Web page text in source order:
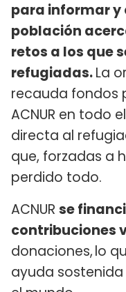
para informar y
población
retos a los que
refugiadas.La
recauda fondos
ACNUR en todo
directa al
que, forzadas a
perdido todo.
ACNUR se
contribuciones
donaciones, lo
ayuda